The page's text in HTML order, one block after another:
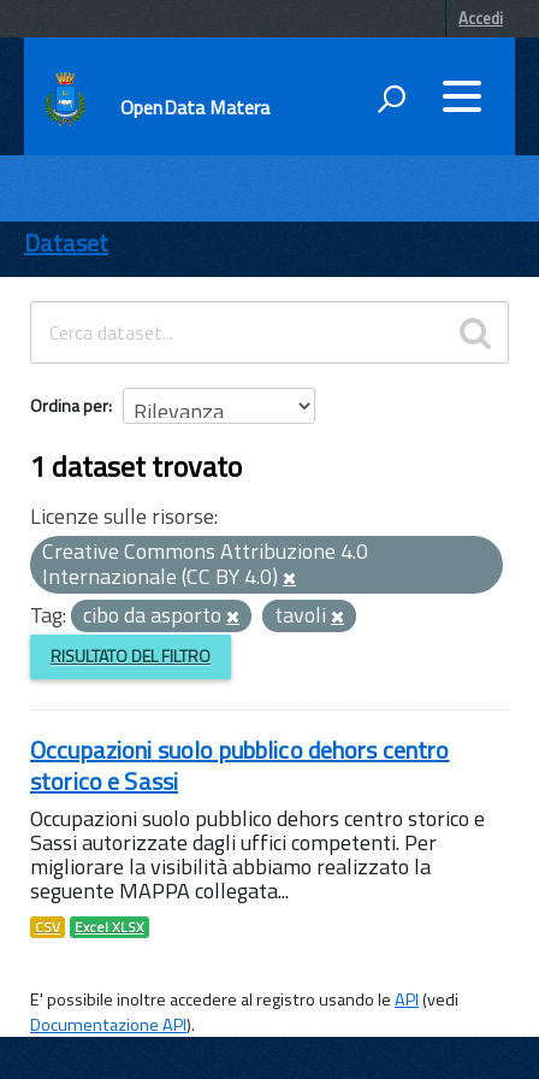
Accedi
OpenData Matera
ENTI
TEMI
INFORMAZIONI
Dataset
Ordina per
1 dataset trovato
Licenze sulle risorse:
Creative Commons Attribuzione 4.0
Internazionale (CC BY 4.0)
Tag: cibo da asporto tavoli
RISULTATO DEL FILTRO
Occupazioni suolo pubblico dehors centro
storico e Sassi
Occupazioni suolo pubblico dehors centro storico e
Sassi autorizzate dagli uffici competenti. Per
migliorare la visibilità abbiamo realizzato la
seguente MAPPA collegata...
CSV Excel XLSX
E' possibile inoltre accedere al registro usando leAPI(vedi
Documentazione API).